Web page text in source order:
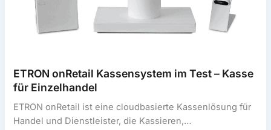
ETRON onRetail Kassensystem im Test – Kasse
für Einzelhandel
ETRON onRetail ist eine cloudbasierte Kassenlösung für
Handel und Dienstleister, die Kassieren,